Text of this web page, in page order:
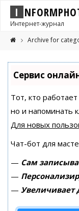
I NFORMPHO
Интернет-журнал
Archive for
Сервис
Тот, кто
но и напоминать
Для новых
Чат-бот для
— Сам
—
— Увеличивает